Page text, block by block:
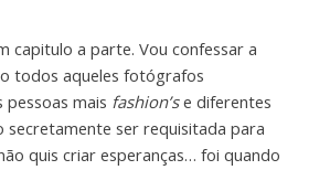
capitulo a parte. Vou confessar a
todos aqueles fotógrafos
mais fashion’se diferentes
secretamente ser requisitada para
quis criar esperanças… foi quando